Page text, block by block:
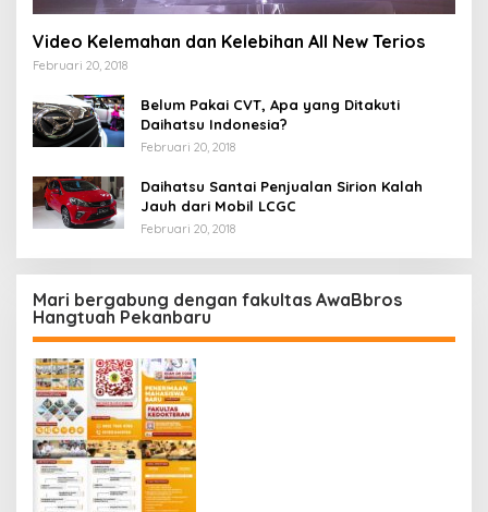
Video Kelemahan dan Kelebihan All New Terios
Februari 20, 2018
Belum Pakai CVT, Apa yang Ditakuti
Daihatsu Indonesia?
Februari 20, 2018
Daihatsu Santai Penjualan Sirion Kalah
Jauh dari Mobil LCGC
Februari 20, 2018
Mari bergabung dengan fakultas AwaBbros
Hangtuah Pekanbaru